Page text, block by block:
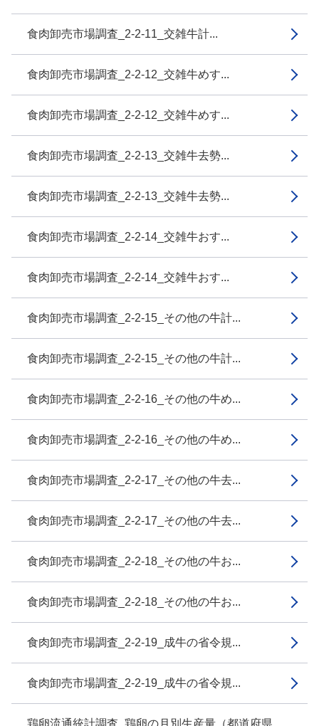
食肉卸売市場調査_2-2-11_交雑牛計...
食肉卸売市場調査_2-2-12_交雑牛めす...
食肉卸売市場調査_2-2-12_交雑牛めす...
食肉卸売市場調査_2-2-13_交雑牛去勢...
食肉卸売市場調査_2-2-13_交雑牛去勢...
食肉卸売市場調査_2-2-14_交雑牛おす...
食肉卸売市場調査_2-2-14_交雑牛おす...
食肉卸売市場調査_2-2-15_その他の牛計...
食肉卸売市場調査_2-2-15_その他の牛計...
食肉卸売市場調査_2-2-16_その他の牛め...
食肉卸売市場調査_2-2-16_その他の牛め...
食肉卸売市場調査_2-2-17_その他の牛去...
食肉卸売市場調査_2-2-17_その他の牛去...
食肉卸売市場調査_2-2-18_その他の牛お...
食肉卸売市場調査_2-2-18_その他の牛お...
食肉卸売市場調査_2-2-19_成牛の省令規...
食肉卸売市場調査_2-2-19_成牛の省令規...
鶏卵流通統計調査_鶏卵の月別生産量（都道府県